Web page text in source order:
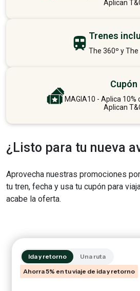
Aplican
Trenes
The 360º y
Cupón
MAGIA10 - Aplica 10%
Aplican
¿Listo para tu nueva
Aprovecha nuestras promociones
tu tren, fecha y usa tu cupón para
acabe la oferta.
Ida y retorno
Una ruta
Ahorra 5% en tu viaje de ida y retorno